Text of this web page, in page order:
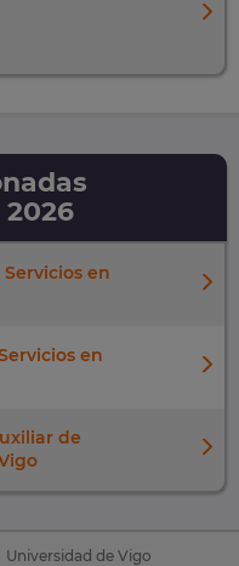
en
en
de
Universidad de Vigo